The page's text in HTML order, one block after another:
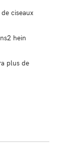
ciseaux
hein
plus de